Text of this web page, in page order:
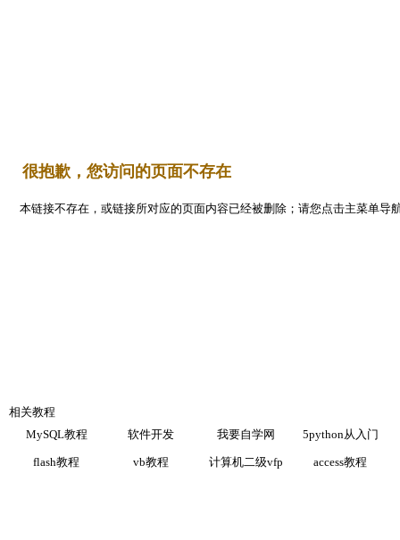
   很抱歉，您访问的页面不存在
相关教程
MySQL教程
软件开发 我要自学网 5python从入门
flash教程 vb教程 计算机二级vfp access教程